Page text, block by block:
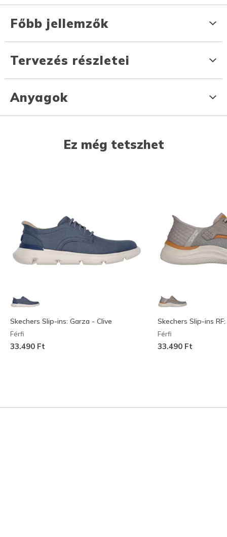
Főbb jellemzők
Tervezés részletei
Anyagok
Ez még tetszhet
Skechers Slip-ins: Garza - Clive
Férfi
33.490 Ft
Skechers Slip-ins
Férfi
33.490 Ft